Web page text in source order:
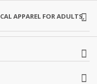
APPAREL FOR ADULTS,